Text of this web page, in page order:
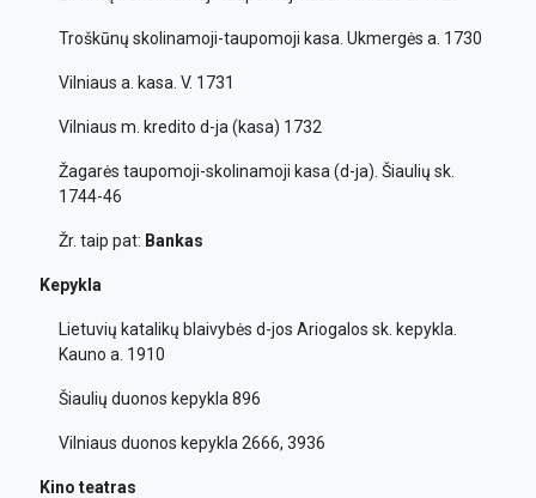
Troškūnų skolinamoji-taupomoji kasa. Ukmergės a. 1730
Vilniaus a. kasa. V. 1731
Vilniaus m. kredito d-ja (kasa) 1732
Žagarės taupomoji-skolinamoji kasa (d-ja). Šiaulių sk.
1744-46
Žr. taip pat: Bankas
Kepykla
Lietuvių katalikų blaivybės d-jos Ariogalos sk. kepykla.
Kauno a. 1910
Šiaulių duonos kepykla 896
Vilniaus duonos kepykla 2666, 3936
Kino teatras